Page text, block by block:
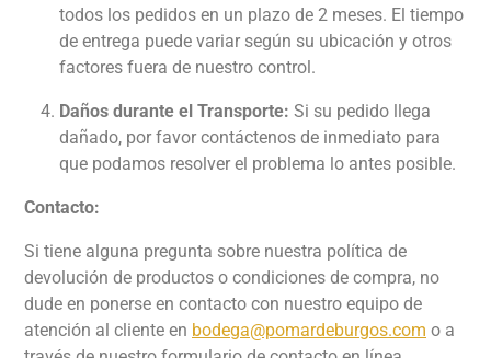
todos los pedidos en un plazo de 2 meses. El tiempo
de entrega puede variar según su ubicación y otros
factores fuera de nuestro control.
Daños durante el Transporte: Si su pedido llega
dañado, por favor contáctenos de inmediato para
que podamos resolver el problema lo antes posible.
Contacto:
Si tiene alguna pregunta sobre nuestra política de
devolución de productos o condiciones de compra, no
dude en ponerse en contacto con nuestro equipo de
atención al cliente en bodega@pomardeburgos.com o a